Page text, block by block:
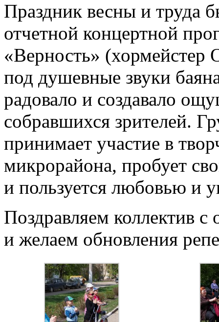
Праздник весны и
отчетной концертной
«Верность»
под душевные звуки
радовало и создавало
собравшихся зрителей.
принимает участие в
микрорайона, пробует
и пользуется любовью и
Поздравляем коллектив с
и желаем обновления